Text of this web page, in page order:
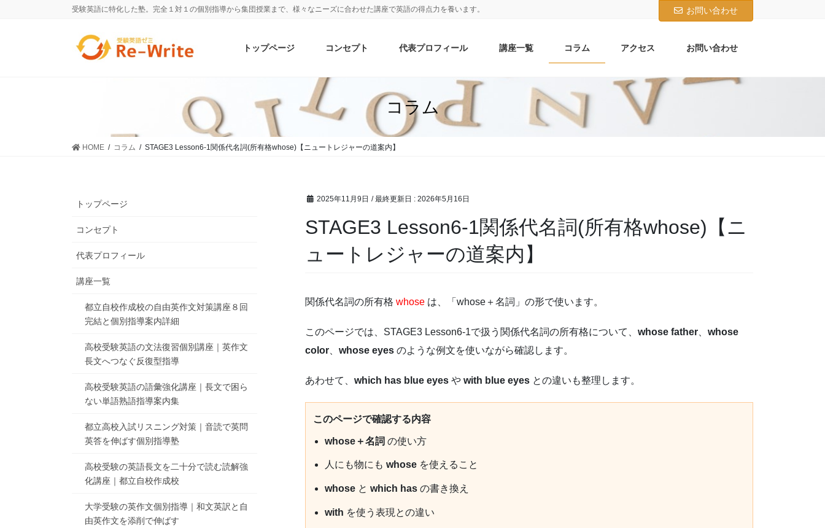
受験英語に特化した塾。完全１対１の個別指導から集団授業まで、様々なニーズに合わせた講座で英語の得点力を養います。 お問い合わせ
トップページ コンセプト 代表プロフィール 講座一覧 コラム アクセス お問い合わせ
コラム
HOME コラム STAGE3 Lesson6-1関係代名詞(所有格whose)【ニュートレジャーの道案内】
2025年11月9日 / 最終更新日 : 2026年5月16日
STAGE3 Lesson6-1関係代名詞(所有格whose)【ニ
ュートレジャーの道案内】
関係代名詞の所有格 whose は、「whose＋名詞」の形で使います。
このページでは、STAGE3 Lesson6-1で扱う関係代名詞の所有格について、 whose father
whose
color
whose eyes のような例文を使いながら確認します。
あわせて、 which has blue eyes や with blue eyes との違いも整理します。
このページで確認する内容
whose＋名詞 の使い方
人にも物にもwhose を使えること
whose とwhich has の書き換え
with を使う表現との違い
トップページ
コンセプト
代表プロフィール
講座一覧
都立自校作成校の自由英作文対策講座８回
完結と個別指導案内詳細
高校受験英語の文法復習個別講座｜英作文
長文へつなぐ反復型指導
高校受験英語の語彙強化講座｜長文で困ら
ない単語熟語指導案内集
都立高校入試リスニング対策｜音読で英問
英答を伸ばす個別指導塾
高校受験の英語長文を二十分で読む読解強
化講座｜都立自校作成校
大学受験の英作文個別指導｜和文英訳と自
由英作文を添削で伸ばす